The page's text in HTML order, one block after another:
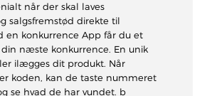
når der skal laves
salgsfremstød direkte til
en konkurrence App får du et
næste konkurrence. En unik
ilægges dit produkt. Når
koden, kan de taste nummeret
se hvad de har vundet. b